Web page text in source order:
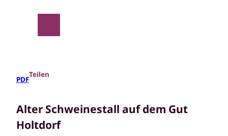
PDF
Teilen
Alter Schweinestall auf dem Gut
Holtdorf